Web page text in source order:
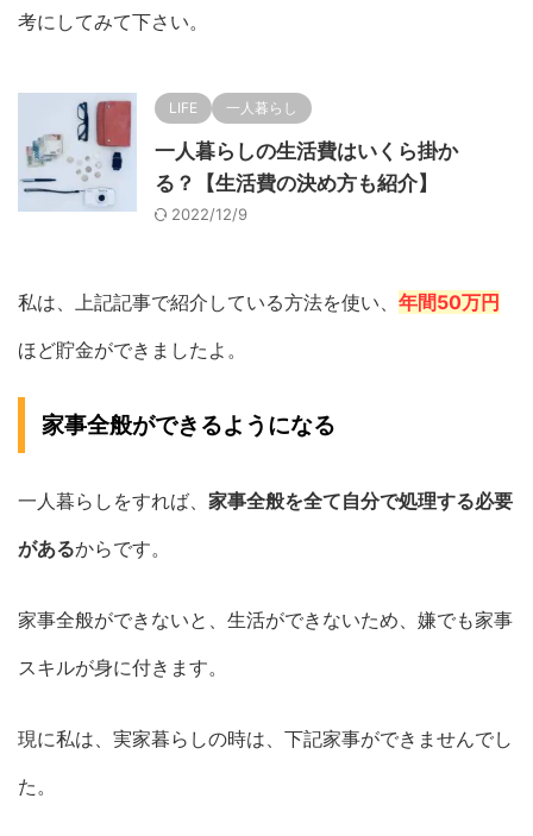
考にしてみて下さい。
LIFE 一人暮らし
一人暮らしの生活費はいくら掛か
る？【生活費の決め方も紹介】
2022/12/9
私は、上記記事で紹介している方法を使い、 年間50万円
ほど貯金ができましたよ。
家事全般ができるようになる
一人暮らしをすれば、 家事全般を全て自分で処理する必要
があるからです。
家事全般ができないと、生活ができないため、嫌でも家事
スキルが身に付きます。
現に私は、実家暮らしの時は、下記家事ができませんでし
た。